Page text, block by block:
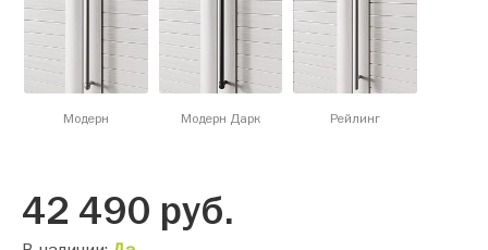
Модерн Модерн Дарк Рейлинг
42 490 руб.